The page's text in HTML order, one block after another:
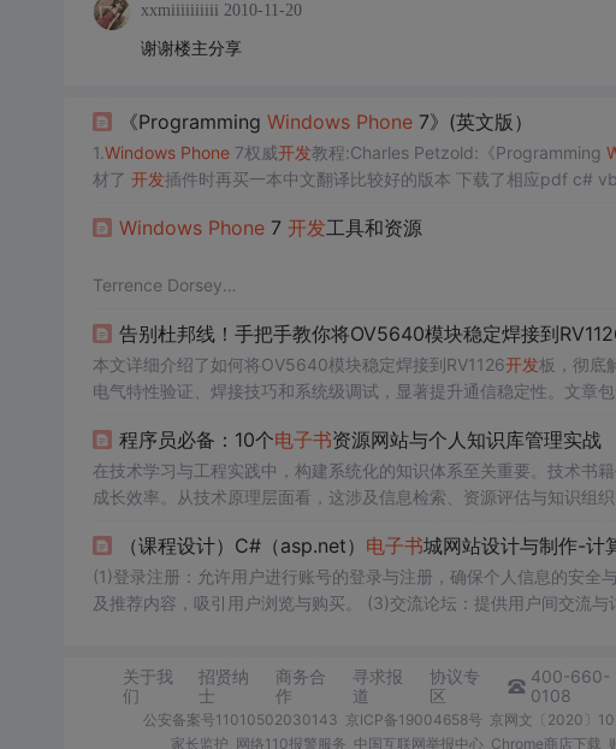
xxmiiiiiiiiii 2010-11-20
谢谢楼主分享
《Programming Windows Phone7》(英文版）
1. Windows Phone7权威开发教程:Charles Petzold:《Programming
材了 开发插件时再买一本中文翻译比较好的版本 下载了相应pdf
Windows Phone7 开发工具和资源
Terrence Dorsey
去年，Microsoft 携Windows Phone7 平台重返移动设备竞争舞台。
邮件整合以及 Facebook 服务与 Zune 服务，并且能够安装娱乐应用
个基于 Silverl
告别杜邦线！手把手教你将OV5640模块稳定焊接到
本文详细介绍了如何将OV5640模块稳定焊接到RV1126开发板，彻底
电气特性验证、焊接技巧和系统级调试，显著提升通信稳定性。文章
程序员必备：10个电子书资源网站与个人知识库管理实战
在技术学习与工程实践中，构建系统化的知识体系至关重要。技术书
成长效率。从技术原理层面看，这涉及信息检索、资源评估与知识组
源这一具体主题，系统梳理了包括Z-Library、GitHub等热门的资源获
系统，实现
（课程设计）C#（asp.net） 电子书城网站设计与制作-计
(1)登录注册：允许用户进行账号的登录与注册，确保个人信息的安全
及推荐内容，吸引用户浏览与购买。 (3)交流论坛：提供用户间交流
关于我
们
招贤纳
士
商务合
作
寻求报
道
协议专
区
400-660-
0108
公安备案号11010502030143 京ICP备19004658号 京网文〔2020〕
家长监护 网络110报警服务 中国互联网举报中心 Chrome商店下载